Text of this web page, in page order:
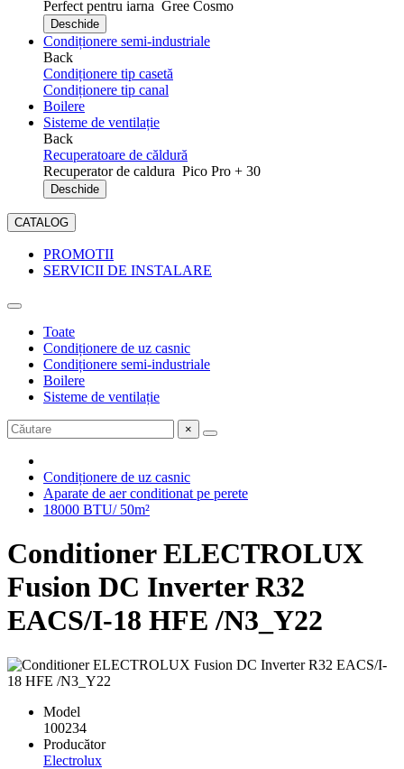
Perfect pentru iarna Gree Cosmo
Deschide
Condiționere semi-industriale
Back
Condiționere tip casetă
Condiționere tip canal
Boilere
Sisteme de ventilație
Back
Recuperatoare de căldură
Recuperator de caldura Pico Pro + 30
Deschide
CATALOG
PROMOTII
SERVICII DE INSTALARE
Toate
Condiționere de uz casnic
Condiționere semi-industriale
Boilere
Sisteme de ventilație
×
Condiționere de uz casnic
Aparate de aer conditionat pe perete
18000 BTU/ 50m²
Conditioner ELECTROLUX
Fusion DC Inverter R32
EACS/I-18 HFE /N3_Y22
Model
100234
Producător
Electrolux